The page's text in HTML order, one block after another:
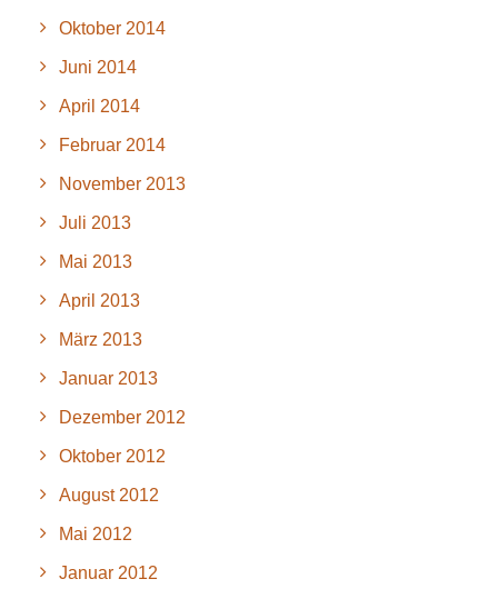
Oktober 2014
Juni 2014
April 2014
Februar 2014
November 2013
Juli 2013
Mai 2013
April 2013
März 2013
Januar 2013
Dezember 2012
Oktober 2012
August 2012
Mai 2012
Januar 2012